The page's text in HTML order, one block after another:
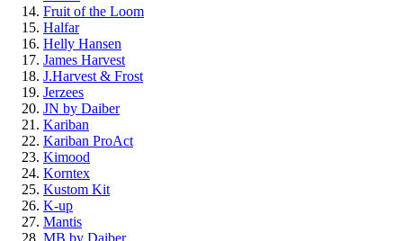
Fruit of the Loom
Halfar
Helly Hansen
James Harvest
J.Harvest & Frost
Jerzees
JN by Daiber
Kariban
Kariban ProAct
Kimood
Korntex
Kustom Kit
K-up
Mantis
MB by Daiber